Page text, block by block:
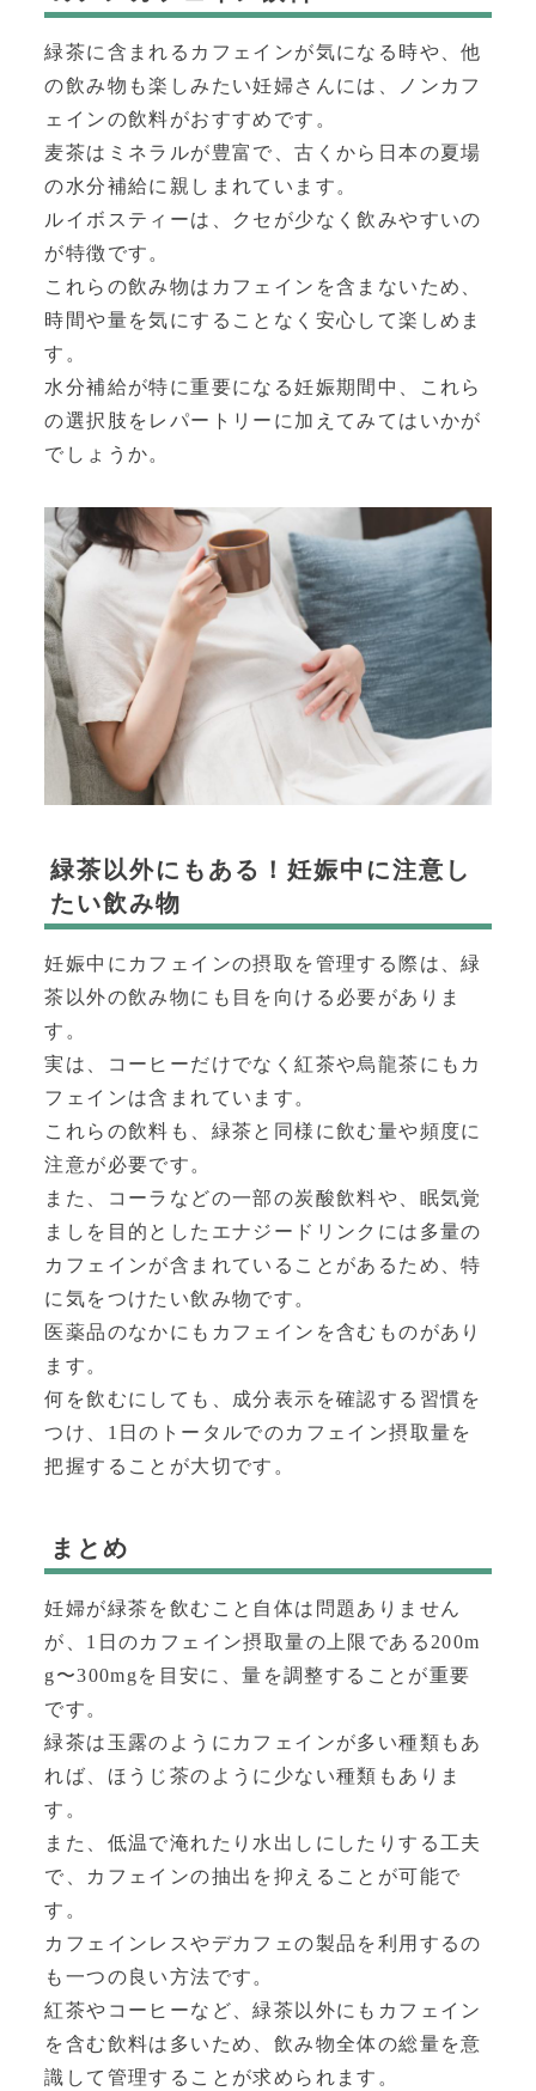
緑茶に含まれるカフェインが気になる時や、他
の飲み物も楽しみたい妊婦さんには、ノンカフ
ェインの飲料がおすすめです。
麦茶はミネラルが豊富で、古くから日本の夏場
の水分補給に親しまれています。
ルイボスティーは、クセが少なく飲みやすいの
が特徴です。
これらの飲み物はカフェインを含まないため、
時間や量を気にすることなく安心して楽しめま
す。
水分補給が特に重要になる妊娠期間中、これら
の選択肢をレパートリーに加えてみてはいかが
でしょうか。
緑茶以外にもある！妊娠中に注意し
たい飲み物
妊娠中にカフェインの摂取を管理する際は、緑
茶以外の飲み物にも目を向ける必要がありま
す。
実は、コーヒーだけでなく紅茶や烏龍茶にもカ
フェインは含まれています。
これらの飲料も、緑茶と同様に飲む量や頻度に
注意が必要です。
また、コーラなどの一部の炭酸飲料や、眠気覚
ましを目的としたエナジードリンクには多量の
カフェインが含まれていることがあるため、特
に気をつけたい飲み物です。
医薬品のなかにもカフェインを含むものがあり
ます。
何を飲むにしても、成分表示を確認する習慣を
つけ、1日のトータルでのカフェイン摂取量を
把握することが大切です。
まとめ
妊婦が緑茶を飲むこと自体は問題ありません
が、1日のカフェイン摂取量の上限である200m
g〜300mgを目安に、量を調整することが重要
です。
緑茶は玉露のようにカフェインが多い種類もあ
れば、ほうじ茶のように少ない種類もありま
す。
また、低温で淹れたり水出しにしたりする工夫
で、カフェインの抽出を抑えることが可能で
す。
カフェインレスやデカフェの製品を利用するの
も一つの良い方法です。
紅茶やコーヒーなど、緑茶以外にもカフェイン
を含む飲料は多いため、飲み物全体の総量を意
識して管理することが求められます。